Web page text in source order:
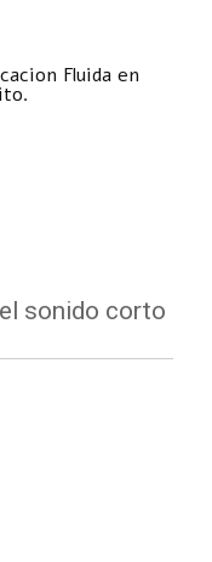
Fluida en
sonido corto